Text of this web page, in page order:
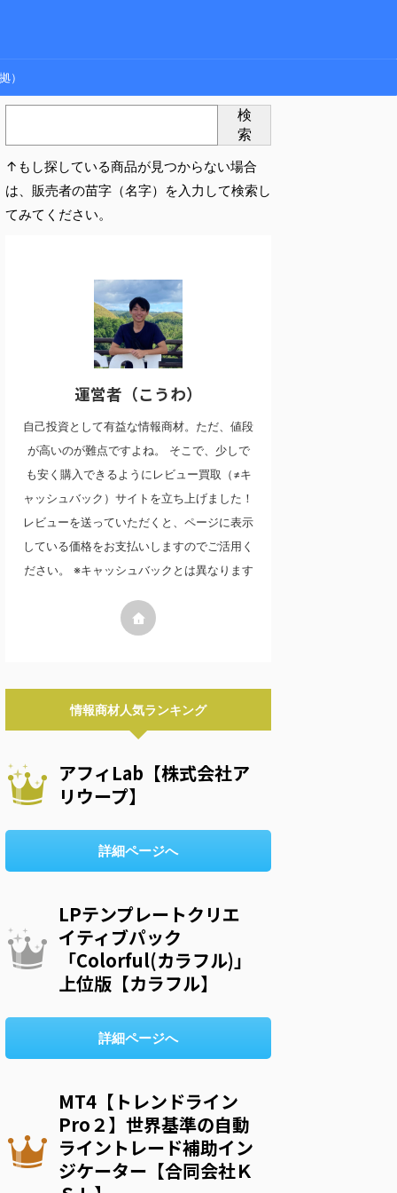
）
検
索
↑もし探している商品が見つからない場合
は、販売者の苗字（名字）を入力して検索し
てみてください。
運営者（こうわ）
自己投資として有益な情報商材。ただ、値段
が高いのが難点ですよね。 そこで、少しで
も安く購入できるようにレビュー買取（≠キ
ャッシュバック）サイトを立ち上げました！
レビューを送っていただくと、ページに表示
している価格をお支払いしますのでご活用く
ださい。 ※キャッシュバックとは異なります
情報商材人気ランキング
アフィLab【株式会社ア
リウープ】
詳細ページへ
LPテンプレートクリエ
イティブパック
「Colorful(カラフル)」
上位版【カラフル】
詳細ページへ
MT4【トレンドライン
Pro２】世界基準の自動
ライントレード補助イン
ジケーター【合同会社Ｋ